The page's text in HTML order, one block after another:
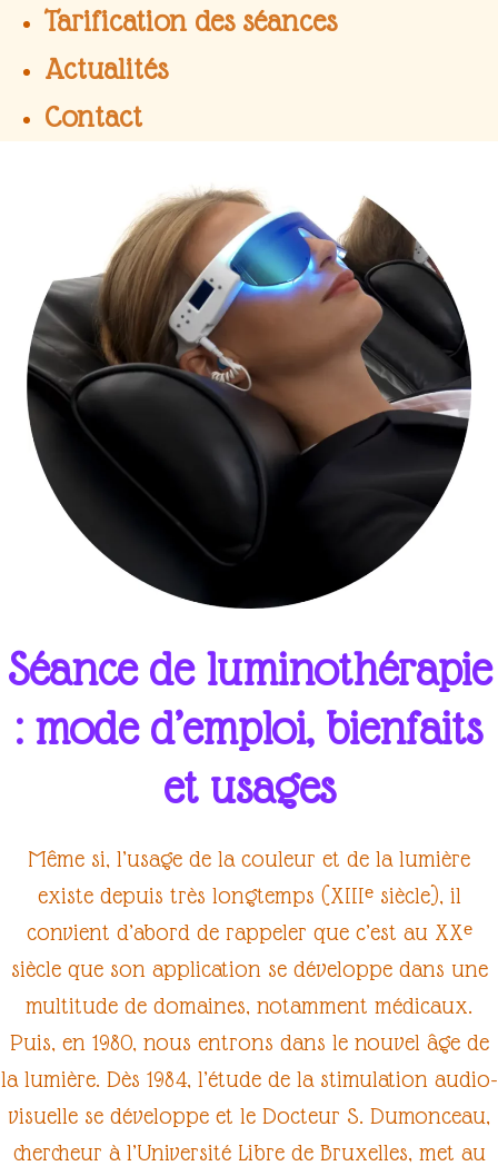
Tarification des séances
Actualités
Contact
Séance de luminothérapie
: mode d’emploi, bienfaits
et usages
Même si, l’usage de la couleur et de la lumière
existe depuis très longtemps (XIIIᵉ siècle), il
convient d’abord de rappeler que c’est au XXᵉ
siècle que son application se développe dans une
multitude de domaines, notamment médicaux.
Puis, en 1980, nous entrons dans le nouvel âge de
la lumière. Dès 1984, l’étude de la stimulation audio-
visuelle se développe et le Docteur S. Dumonceau,
chercheur à l’Université Libre de Bruxelles, met au